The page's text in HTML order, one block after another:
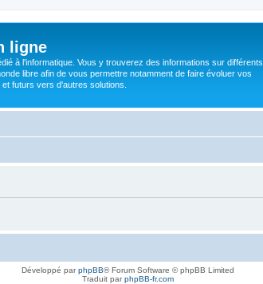
ligne
à l'informatique. Vous y trouverez des informations sur différents
libre afin de vous permettre notamment de faire évoluer vos
futurs vers d'autres solutions.
Développé parphpBB® Forum Software © phpBB Limited
Traduit parphpBB-fr.com